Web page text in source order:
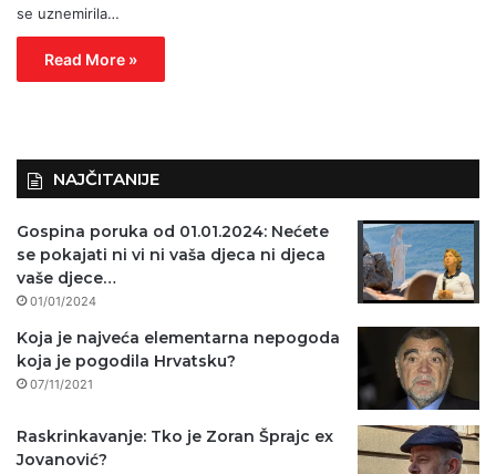
se uznemirila…
Read More »
NAJČITANIJE
Gospina poruka od 01.01.2024: Nećete
se pokajati ni vi ni vaša djeca ni djeca
vaše djece…
01/01/2024
Koja je najveća elementarna nepogoda
koja je pogodila Hrvatsku?
07/11/2021
Raskrinkavanje: Tko je Zoran Šprajc ex
Jovanović?